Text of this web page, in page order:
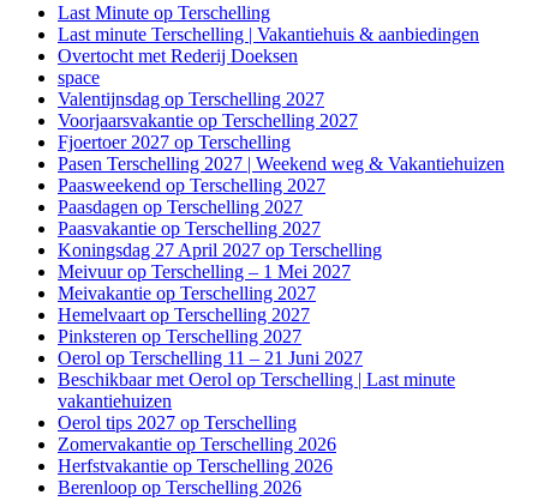
Last Minute op Terschelling
Last minute Terschelling | Vakantiehuis & aanbiedingen
Overtocht met Rederij Doeksen
space
Valentijnsdag op Terschelling 2027
Voorjaarsvakantie op Terschelling 2027
Fjoertoer 2027 op Terschelling
Pasen Terschelling 2027 | Weekend weg & Vakantiehuizen
Paasweekend op Terschelling 2027
Paasdagen op Terschelling 2027
Paasvakantie op Terschelling 2027
Koningsdag 27 April 2027 op Terschelling
Meivuur op Terschelling – 1 Mei 2027
Meivakantie op Terschelling 2027
Hemelvaart op Terschelling 2027
Pinksteren op Terschelling 2027
Oerol op Terschelling 11 – 21 Juni 2027
Beschikbaar met Oerol op Terschelling | Last minute
vakantiehuizen
Oerol tips 2027 op Terschelling
Zomervakantie op Terschelling 2026
Herfstvakantie op Terschelling 2026
Berenloop op Terschelling 2026